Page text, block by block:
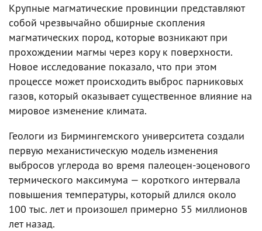
Крупные магматические провинции представляют
собой чрезвычайно обширные скопления
магматических пород, которые возникают при
прохождении магмы через кору к поверхности.
Новое исследование показало, что при этом
процессе может происходить выброс парниковых
газов, который оказывает существенное влияние на
мировое изменение климата.
Геологи из Бирмингемского университета создали
первую механистическую модель изменения
выбросов углерода во время палеоцен-эоценового
термического максимума — короткого интервала
повышения температуры, который длился около
100 тыс. лет и произошел примерно 55 миллионов
лет назад.